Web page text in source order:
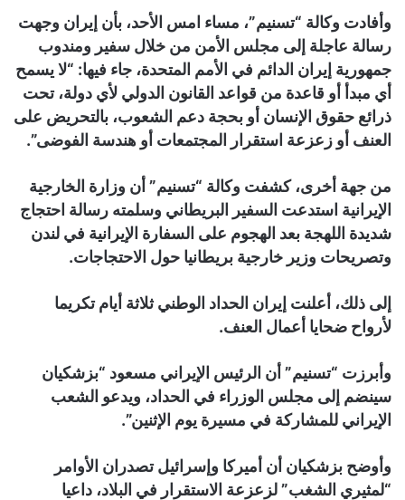
وأفادت وكالة “تسنيم”، مساء امس الأحد، بأن إيران وجهت
رسالة عاجلة إلى مجلس الأمن من خلال سفير ومندوب
جمهورية إيران الدائم في الأمم المتحدة، جاء فيها: “لا يسمح
أي مبدأ أو قاعدة من قواعد القانون الدولي لأي دولة، تحت
ذرائع حقوق الإنسان أو بحجة دعم الشعوب، بالتحريض على
العنف أو زعزعة استقرار المجتمعات أو هندسة الفوضى”.
من جهة أخرى، كشفت وكالة “تسنيم” أن وزارة الخارجية
الإيرانية استدعت السفير البريطاني وسلمته رسالة احتجاج
شديدة اللهجة بعد الهجوم على السفارة الإيرانية في لندن
وتصريحات وزير خارجية بريطانيا حول الاحتجاجات.
إلى ذلك، أعلنت إيران الحداد الوطني ثلاثة أيام تكريما
لأرواح ضحايا أعمال العنف.
وأبرزت “تسنيم” أن الرئيس الإيراني مسعود “بزشكيان
سينضم إلى مجلس الوزراء في الحداد، ويدعو الشعب
الإيراني للمشاركة في مسيرة يوم الإثنين”.
وأوضح بزشكيان أن أميركا وإسرائيل تصدران الأوامر
“لمثيري الشغب” لزعزعة الاستقرار في البلاد، داعيا